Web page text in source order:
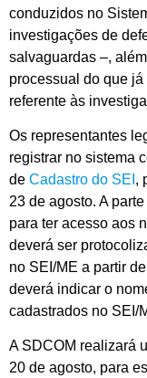
conduzidos no
investigações de
salvaguardas –,
processual do que
referente às
Os representantes
registrar no sistema
de Cadastro do SEI ,
23 de agosto. A
para ter acesso aos
deverá ser
no SEI/ME a partir
deverá indicar o
cadastrados no SEI/
A SDCOM realizará
20 de agosto, para